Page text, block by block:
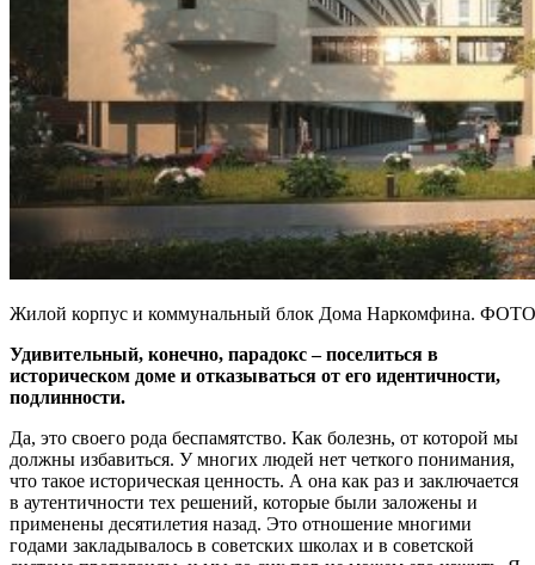
Жилой корпус и коммунальный блок Дома Наркомфина.
Удивительный, конечно, парадокс – поселиться в
историческом доме и отказываться от его идентичности,
подлинности.
Да, это своего рода беспамятство. Как болезнь, от которой мы
должны избавиться. У многих людей нет четкого понимания,
что такое историческая ценность. А она как раз и заключается
в аутентичности тех решений, которые были заложены и
применены десятилетия назад. Это отношение многими
годами закладывалось в советских школах и в советской